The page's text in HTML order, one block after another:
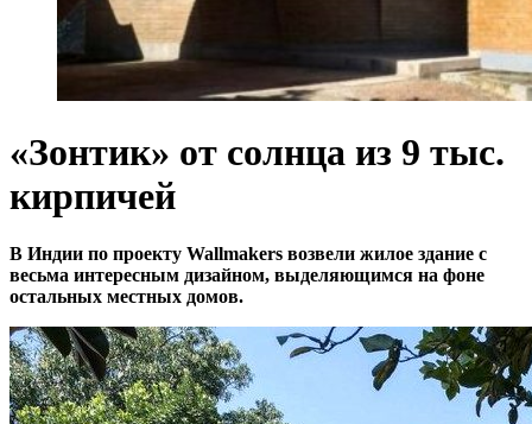
«Зонтик» от солнца из 9 тыс.
кирпичей
В Индии по проекту Wallmakers возвели жилое здание с
весьма интересным дизайном, выделяющимся на фоне
остальных местных домов.